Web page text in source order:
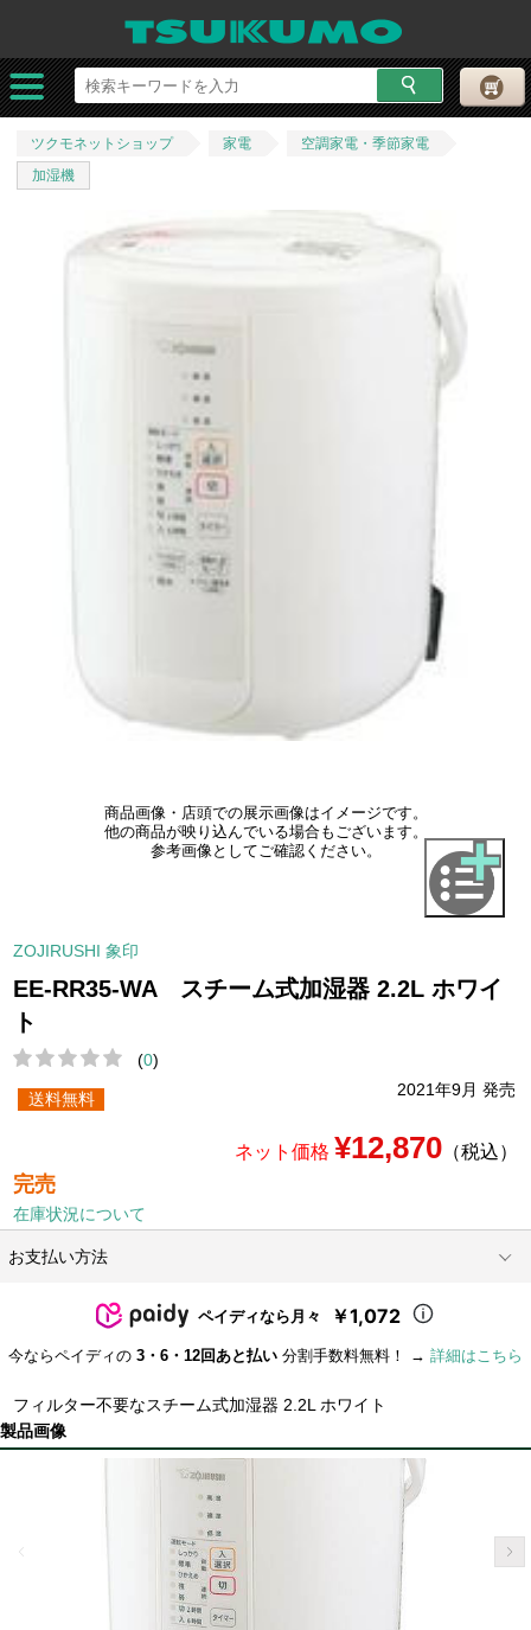
ツクモネットショップ 家電
空調家電・季節家電
加湿機
商品画像・店頭での展示画像はイメージです。
他の商品が映り込んでいる場合もございます。
参考画像としてご確認ください。
ZOJIRUSHI 象印
EE-RR35-WA スチーム式加湿器 2.2L ホワイ
ト
(0)
2021年9月 発売
送料無料
ネット価格 ¥12,870（税込）
完売
在庫状況について
お支払い方法
ペイディなら月々 ￥1,072
今ならペイディの 3・6・12回あと払い 分割手数料無料！ → 詳細はこちら
フィルター不要なスチーム式加湿器 2.2L ホワイト
製品画像